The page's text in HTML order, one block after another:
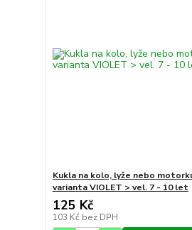
Kukla na kolo, lyže nebo
varianta VIOLET > vel. 7 - 10 let
125 Kč
103 Kč bez DPH